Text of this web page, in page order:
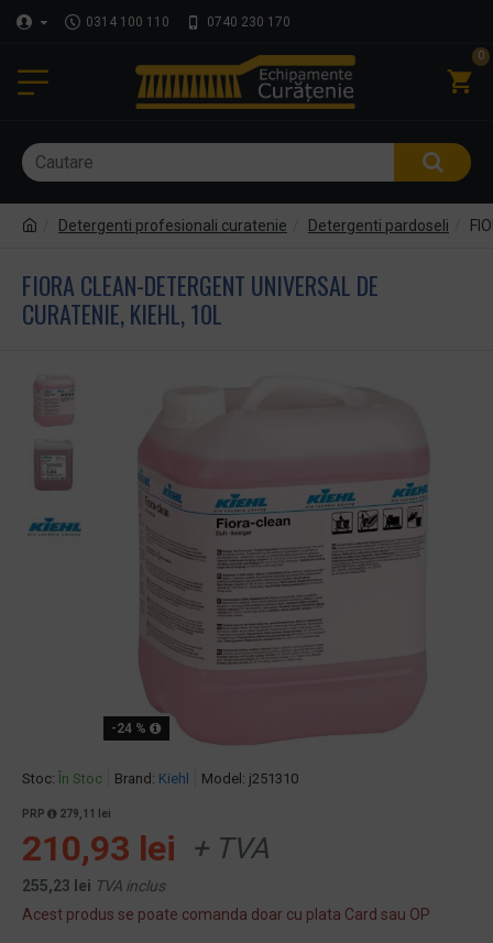
0314 100 110 0740 230 170
0
Detergenti profesionali curatenie Detergenti pardoseli
FIORA CLEAN-DETERGENT UNIVERSAL DE
CURATENIE, KIEHL, 10L
-24 %
Stoc: În Stoc Brand: Kiehl Model: j251310
PRP 279,11 lei
210,93 lei + TVA
255,23 lei TVA inclus
Acest produs se poate comanda doar cu plata Card sau OP